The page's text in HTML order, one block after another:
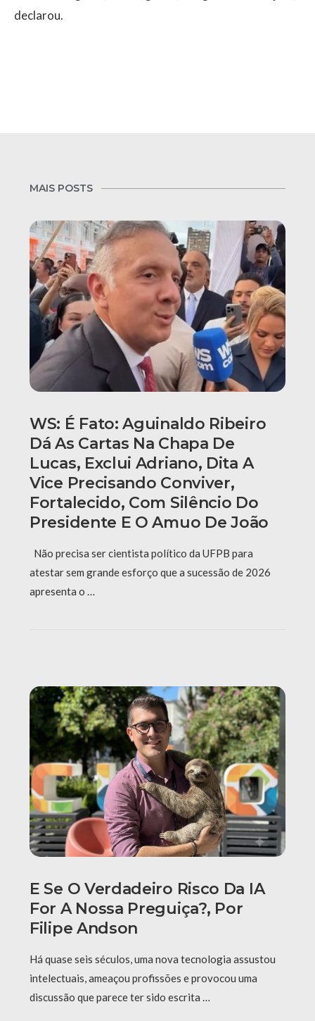
declarou.
MAIS POSTS
WS: É Fato: Aguinaldo Ribeiro
Dá As Cartas Na Chapa De
Lucas, Exclui Adriano, Dita A
Vice Precisando Conviver,
Fortalecido, Com Silêncio Do
Presidente E O Amuo De João
Não precisa ser cientista político da UFPB para
atestar sem grande esforço que a sucessão de 2026
apresenta o …
E Se O Verdadeiro Risco Da IA
For A Nossa Preguiça?, Por
Filipe Andson
Há quase seis séculos, uma nova tecnologia assustou
intelectuais, ameaçou profissões e provocou uma
discussão que parece ter sido escrita …